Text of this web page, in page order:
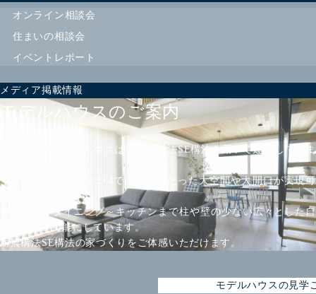
オンライン相談会
住まいの相談会
イベントレポート
メディア掲載情報
モデルハウスのご案内
楠亀工務店モデルハウスは、耐震構法SE構法を用いて建築していま
今までの在来木造や2×4では不可能だった大空間や大開口が実現可
リビング～ダイニング～キッチンまで柱や壁の少ない広々とした自
由な空間を可能にしています。
耐震構法SE構法の家づくりをご体感いただけます。
モデルハウスの見学